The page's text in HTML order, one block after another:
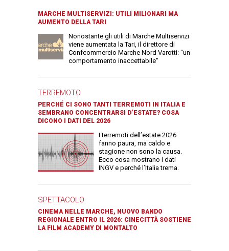
MARCHE MULTISERVIZI: UTILI MILIONARI MA
AUMENTO DELLA TARI
Nonostante gli utili di Marche Multiservizi
viene aumentata la Tari, il direttore di
Confcommercio Marche Nord Varotti: "un
comportamento inaccettabile"
TERREMOTO
PERCHÉ CI SONO TANTI TERREMOTI IN ITALIA E
SEMBRANO CONCENTRARSI D’ESTATE? COSA
DICONO I DATI DEL 2026
I terremoti dell’estate 2026
fanno paura, ma caldo e
stagione non sono la causa.
Ecco cosa mostrano i dati
INGV e perché l’Italia trema.
SPETTACOLO
CINEMA NELLE MARCHE, NUOVO BANDO
REGIONALE ENTRO IL 2026: CINECITTÀ SOSTIENE
LA FILM ACADEMY DI MONTALTO